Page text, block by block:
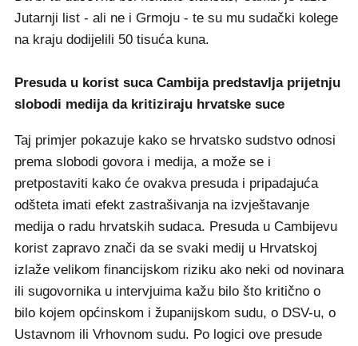
Jutarnji list - ali ne i Grmoju - te su mu sudački kolege
na kraju dodijelili 50 tisuća kuna.
Presuda u korist suca Cambija predstavlja prijetnju
slobodi medija da kritiziraju hrvatske suce
Taj primjer pokazuje kako se hrvatsko sudstvo odnosi
prema slobodi govora i medija, a može se i
pretpostaviti kako će ovakva presuda i pripadajuća
odšteta imati efekt zastrašivanja na izvještavanje
medija o radu hrvatskih sudaca. Presuda u Cambijevu
korist zapravo znači da se svaki medij u Hrvatskoj
izlaže velikom financijskom riziku ako neki od novinara
ili sugovornika u intervjuima kažu bilo što kritično o
bilo kojem općinskom i županijskom sudu, o DSV-u, o
Ustavnom ili Vrhovnom sudu. Po logici ove presude